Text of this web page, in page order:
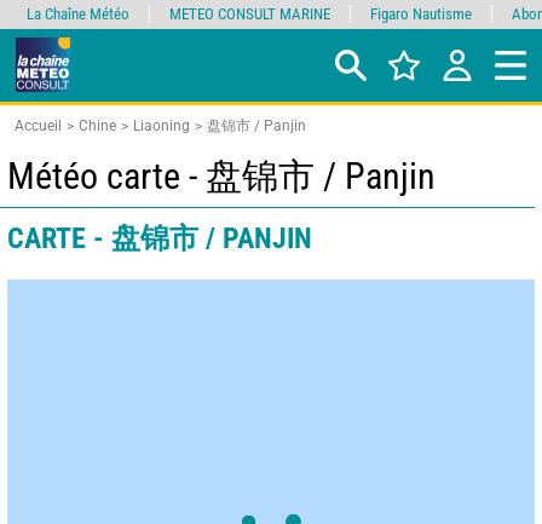
Accueil Chine Liaoning 盘锦市 / Panjin
Météo carte - 盘锦市 / Panjin
CARTE - 盘锦市 / PANJIN
La Chaîne Météo METEO CONSULT MARINE Figaro Nautisme